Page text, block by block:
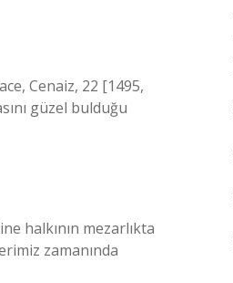
Cenaiz, 22 [1495,
güzel bulduğu
halkının mezarlıkta
zamanında